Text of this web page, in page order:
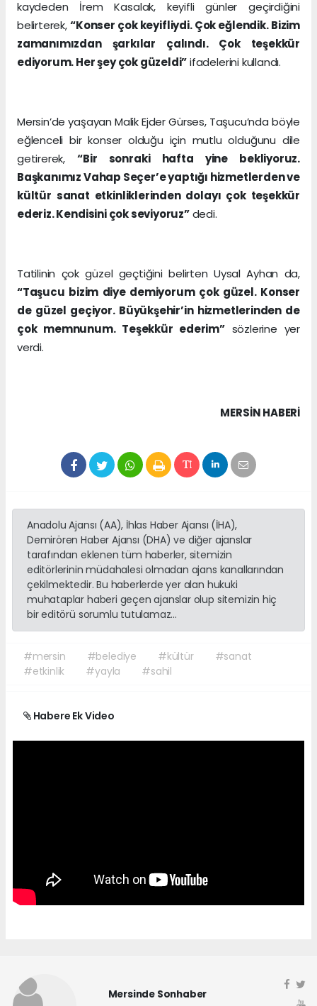
kaydeden İrem Kasalak, keyifli günler geçirdiğini
belirterek,“Konser çok keyifliydi. Çok eğlendik. Bizim
zamanımızdan şarkılar çalındı. Çok teşekkür
ediyorum. Her şey çok güzeldi”ifadelerini kullandı.
Mersin’de yaşayan Malik Ejder Gürses, Taşucu’nda böyle
eğlenceli bir konser olduğu için mutlu olduğunu dile
getirerek,“Bir sonraki hafta yine bekliyoruz.
Başkanımız Vahap Seçer’e yaptığı hizmetlerden ve
kültür sanat etkinliklerinden dolayı çok teşekkür
ederiz. Kendisini çok seviyoruz”dedi.
Tatilinin çok güzel geçtiğini belirten Uysal Ayhan da,
“Taşucu bizim diye demiyorum çok güzel. Konser
de güzel geçiyor. Büyükşehir’in hizmetlerinden de
çok memnunum. Teşekkür ederim”sözlerine yer
verdi.
MERSIN HABERİ
Anadolu Ajansı (AA), İhlas Haber Ajansı (İHA),
Demirören Haber Ajansı (DHA) ve diğer ajanslar
tarafından eklenen tüm haberler, sitemizin
editörlerinin müdahalesi olmadan ajans kanallarından
çekilmektedir. Bu haberlerde yer alan hukuki
muhataplar haberi geçen ajanslar olup sitemizin hiç
bir editörü sorumlu tutulamaz...
#mersin #belediye #kültür
#sanat
#etkinlik
#yayla #sahil
Habere Ek Video
Mersinde Sonhaber